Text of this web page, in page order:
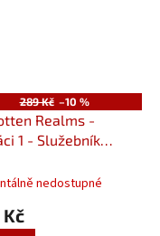
289 Kč –10 %
Realms -
1 - Služebník
nedostupné